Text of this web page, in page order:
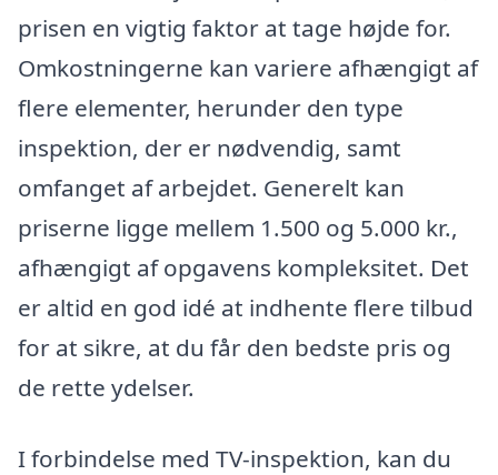
prisen en vigtig faktor at tage højde for.
Omkostningerne kan variere afhængigt af
flere elementer, herunder den type
inspektion, der er nødvendig, samt
omfanget af arbejdet. Generelt kan
priserne ligge mellem 1.500 og 5.000 kr.,
afhængigt af opgavens kompleksitet. Det
er altid en god idé at indhente flere tilbud
for at sikre, at du får den bedste pris og
de rette ydelser.
I forbindelse med TV-inspektion, kan du